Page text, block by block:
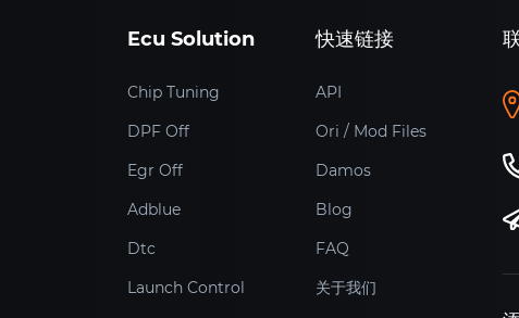
Ecu Solution
Chip Tuning
DPF Off
Egr Off
Adblue
Dtc
Launch Control
快速链接
API
Ori / Mod Files
Damos
Blog
FAQ
关于我们